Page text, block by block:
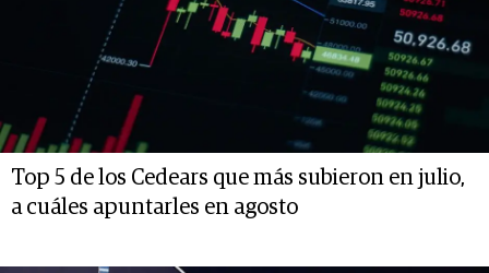
Top 5 de los Cedears que más subieron en julio,
a cuáles apuntarles en agosto